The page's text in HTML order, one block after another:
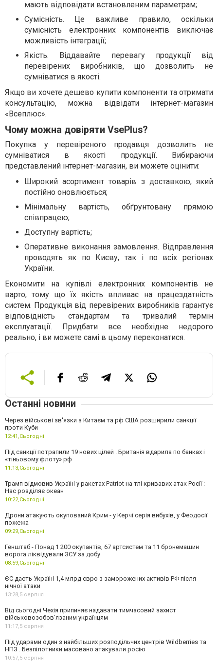
мають відповідати встановленим параметрам;
Сумісність. Це важливе правило, оскільки
сумісність електронних компонентів виключає
можливість інтеграції;
Якість. Віддавайте перевагу продукції від
перевірених виробників, що дозволить не
сумніватися в якості.
Якщо ви хочете дешево купити компоненти та отримати
консультацію, можна відвідати інтернет-магазин
«Всеплюс».
Чому можна довіряти VsePlus?
Покупка у перевіреного продавця дозволить не
сумніватися в якості продукції. Вибираючи
представлений інтернет-магазин, ви можете оцінити:
Широкий асортимент товарів з доставкою, який
постійно оновлюється;
Мінімальну вартість, обґрунтовану прямою
співпрацею;
Доступну вартість;
Оперативне виконання замовлення. Відправлення
проводять як по Києву, так і по всіх регіонах
України.
Економити на купівлі електронних компонентів не
варто, тому що їх якість впливає на працездатність
систем. Продукція від перевірених виробників гарантує
відповідність стандартам та тривалий термін
експлуатації. Придбати все необхідне недорого
реально, і ви можете самі в цьому переконатися.
Останні новини
Через військові зв'язки з Китаєм та рф США розширили санкції
проти Куби
12:41,Сьогодні
Під санкції потрапили 19 нових цілей . Британія вдарила по банках і
«тіньовому флоту» рф
11:13,Сьогодні
Трамп відмовив Україні у ракетах Patriot на тлі кривавих атак Росії :
Нас розділяє океан
10:22,Сьогодні
Дрони атакують окупований Крим - у Керчі серія вибухів, у Феодосії
пожежа
09:29,Сьогодні
Генштаб - Понад 1 200 окупантів, 67 артсистем та 11 бронемашин
ворога ліквідували ЗСУ за добу
08:59,Сьогодні
ЄС дасть Україні 1,4 млрд євро з заморожених активів РФ після
нічної атаки
13:28,5 серпня
Від сьогодні Чехія припиняє надавати тимчасовий захист
військовозобов’язаним українцям
11:17,5 серпня
Під ударами один з найбільших розподільчих центрів Wildberries та
НПЗ . Безпілотники масовано атакували росію
10:57,5 серпня